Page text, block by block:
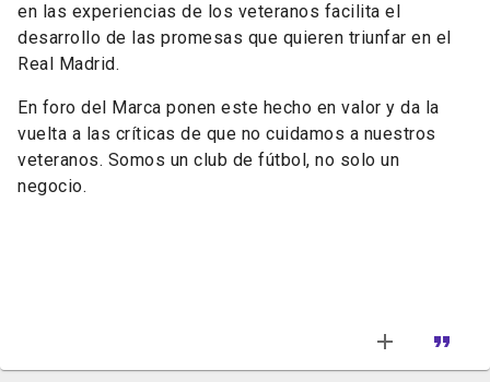
en las experiencias de los veteranos facilita el
desarrollo de las promesas que quieren triunfar en el
Real Madrid.
En foro del Marca ponen este hecho en valor y da la
vuelta a las críticas de que no cuidamos a nuestros
veteranos. Somos un club de fútbol, no solo un
negocio.